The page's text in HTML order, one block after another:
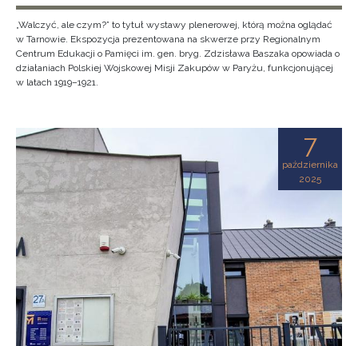
„Walczyć, ale czym?” to tytuł wystawy plenerowej, którą można oglądać
w Tarnowie. Ekspozycja prezentowana na skwerze przy Regionalnym
Centrum Edukacji o Pamięci im. gen. bryg. Zdzisława Baszaka opowiada o
działaniach Polskiej Wojskowej Misji Zakupów w Paryżu, funkcjonującej
w latach 1919–1921.
7
października
2025